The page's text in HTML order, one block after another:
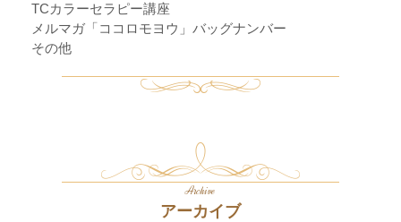
TCカラーセラピー講座
メルマガ「ココロモヨウ」バッグナンバー
その他
Archive
アーカイブ